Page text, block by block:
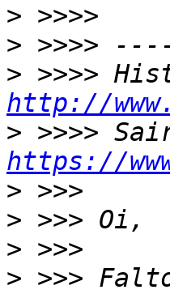
>
>
>
http://
>
https://
>
>
>
> >>>